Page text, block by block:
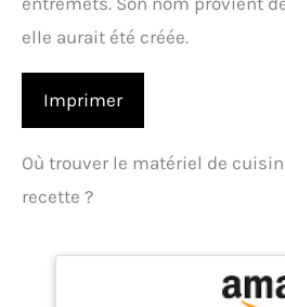
elle aurait été créée.
Imprimer
Où trouver le matériel de
recette ?